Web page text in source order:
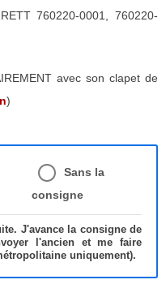
760220-0001, 760220-
avec son clapet de
)
Sans la
consigne
J'avance la consigne de
l'ancien et me faire
uniquement).